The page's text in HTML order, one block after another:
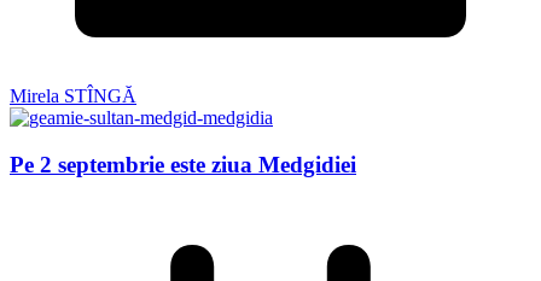
Mirela STÎNGĂ
Pe 2 septembrie este ziua Medgidiei